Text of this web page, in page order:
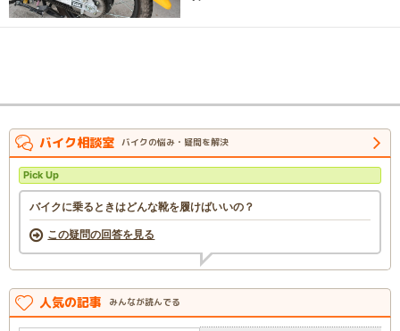
バイク相談室 バイクの悩み・疑問を解決
Pick Up
バイクに乗るときはどんな靴を履けばいいの？
この疑問の回答を見る
人気の記事 みんなが読んでる